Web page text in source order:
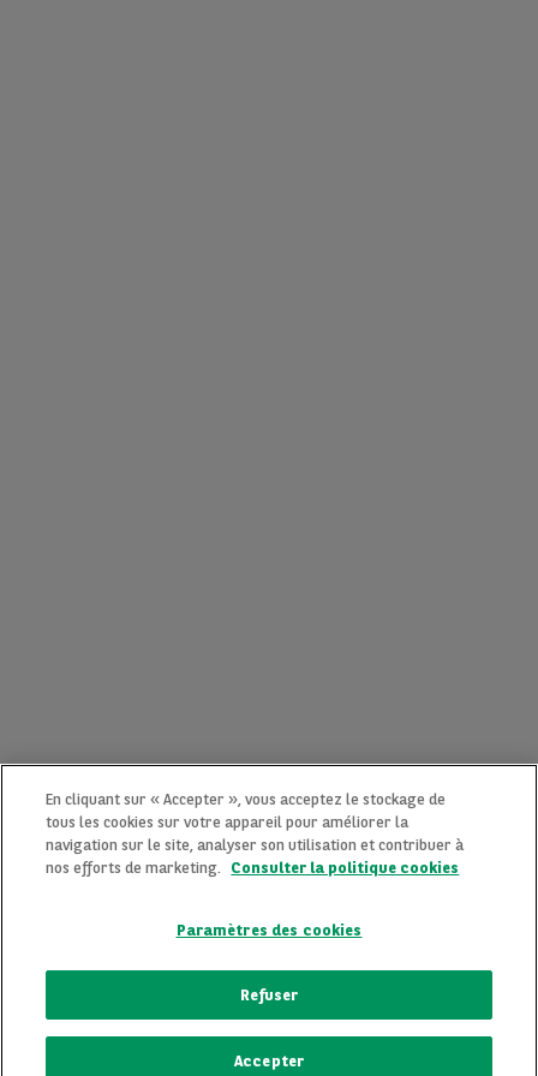
CONTACTEZ-NOUS MAINTENANT !
Une question ?
En cliquant sur « Accepter », vous acceptez le stockage de
tous les cookies sur votre appareil pour améliorer la
navigation sur le site, analyser son utilisation et contribuer à
nos efforts de marketing.
Consulter la politique cookies
Paramètres des cookies
Refuser
Accepter